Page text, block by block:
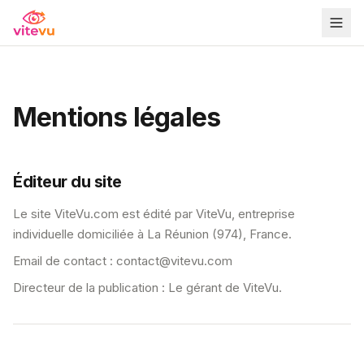
Mentions légales
Éditeur du site
Le site ViteVu.com est édité par ViteVu, entreprise
individuelle domiciliée à La Réunion (974), France.
Email de contact : contact@vitevu.com
Directeur de la publication : Le gérant de ViteVu.